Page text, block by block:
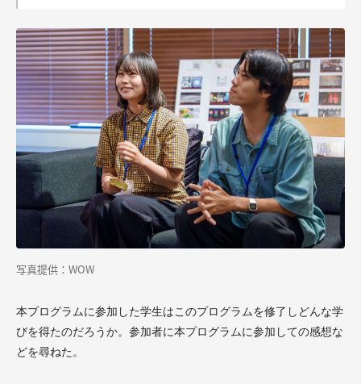
写真提供：WOW
本プログラムに参加した学生はこのプログラムを修了しどんな学
びを得たのだろうか。参加者に本プログラムに参加しての感想な
どを尋ねた。